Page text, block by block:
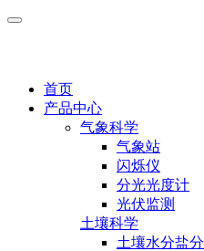
首页
产品中心
气象科学
气象站
闪烁仪
分光光度计
光伏监测
土壤科学
土壤水分盐分